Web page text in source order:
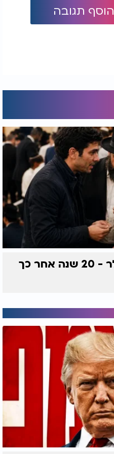
הוסף תגובה
הרבי סירב לתת לו דולר - 20 שנה אחר כך